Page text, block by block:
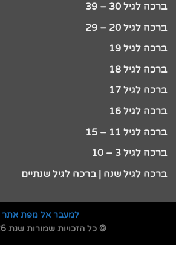
ברכה לגיל 30 – 39
ברכה לגיל 20 – 29
ברכה לגיל 19
ברכה לגיל 18
ברכה לגיל 17
ברכה לגיל 16
ברכה לגיל 11 – 15
ברכה לגיל 3 – 10
ברכה לגיל שנה | ברכה לגיל שנתיים
למעבר אל מפת אתר
© כל הזכויות שמורות שנת 2026 ©